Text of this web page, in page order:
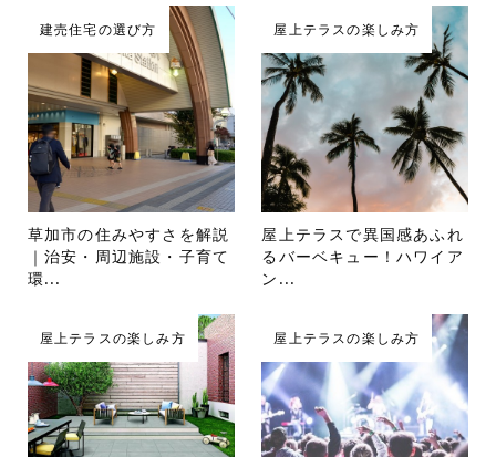
建売住宅の選び方
草加市の住みやすさを解説
｜治安・周辺施設・子育て
環...
屋上テラスの楽しみ方
屋上テラスで異国感あふれ
るバーベキュー！ハワイア
ン...
屋上テラスの楽しみ方 屋上テラスの楽しみ方